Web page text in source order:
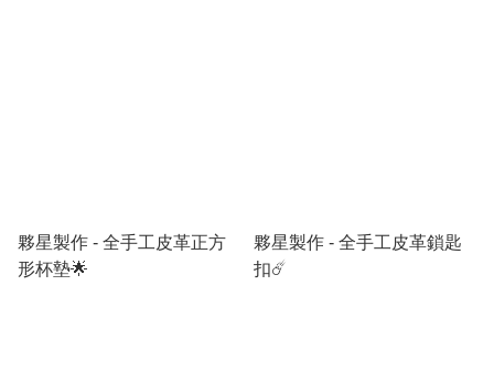
夥星製作 - 全手工皮革正方
形杯墊🌟
夥星製作 - 全手工皮革鎖匙
扣☄️